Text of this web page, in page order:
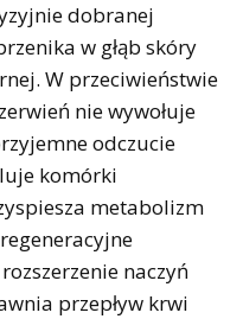
dobranej
w głąb skóry
W przeciwieństwie
nie wywołuje
odczucie
komórki
metabolizm
naczyń
przepływ krwi